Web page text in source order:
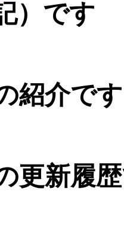
）です
紹介です
更新履